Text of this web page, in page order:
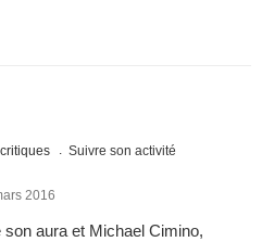
Suivre son activité
2016
aura et Michael Cimino,